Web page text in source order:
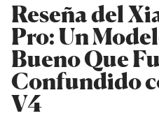
Reseña del
Pro: Un
Bueno Que
Confundido
V4